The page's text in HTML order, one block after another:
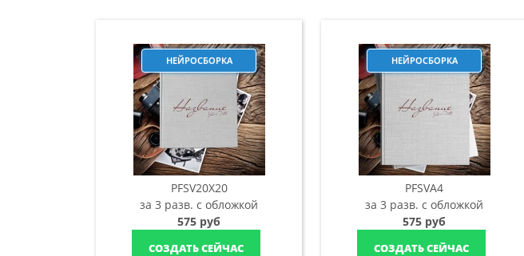
НЕЙРОСБОРКА
PFSV20X20
за 3 разв. с обложкой
575 руб
СОЗДАТЬ СЕЙЧАС
НЕЙРОСБОРКА
PFSVA4
за 3 разв. с обложкой
575 руб
СОЗДАТЬ СЕЙЧАС